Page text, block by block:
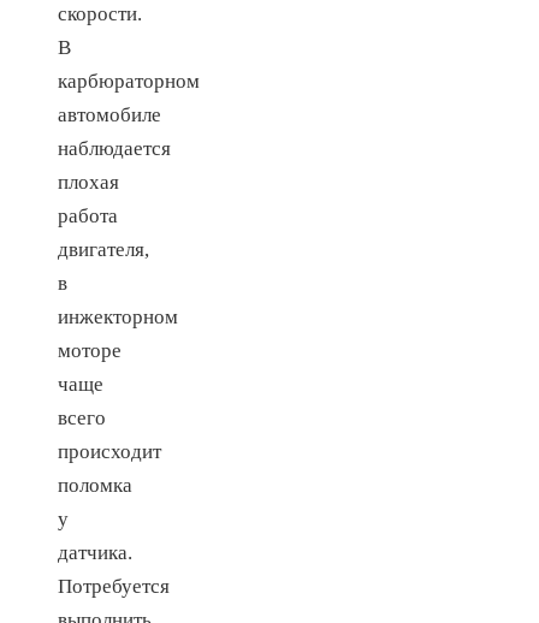
скорости.
В
карбюраторном
автомобиле
наблюдается
плохая
работа
двигателя,
в
инжекторном
моторе
чаще
всего
происходит
поломка
у
датчика.
Потребуется